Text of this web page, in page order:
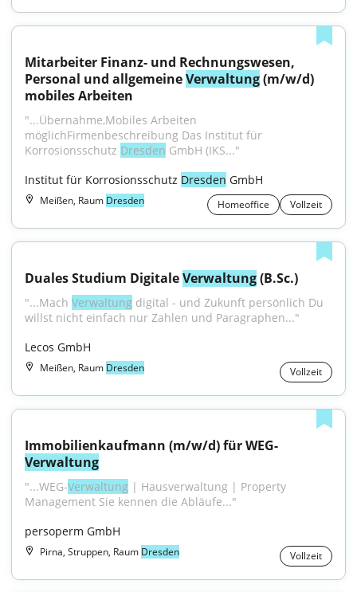
Mitarbeiter Finanz- und Rechnungswesen,
Personal und allgemeine Verwaltung (m/w/d)
mobiles Arbeiten
"...Übernahme,Mobiles Arbeiten
möglichFirmenbeschreibung Das Institut für
Korrosionsschutz Dresden GmbH (IKS..."
Institut für Korrosionsschutz Dresden GmbH
Meißen, Raum Dresden Homeoffice Vollzeit
Duales Studium Digitale Verwaltung (B.Sc.)
"...Mach Verwaltung digital - und Zukunft persönlich Du
willst nicht einfach nur Zahlen und Paragraphen..."
Lecos GmbH
Meißen, Raum Dresden Vollzeit
Immobilienkaufmann (m/w/d) für WEG-
Verwaltung
"...WEG-Verwaltung | Hausverwaltung | Property
Management Sie kennen die Abläufe..."
persoperm GmbH
Pirna, Struppen, Raum Dresden Vollzeit